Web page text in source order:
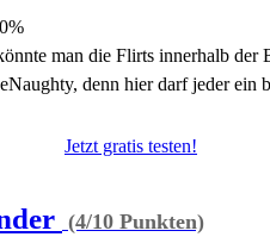
man die Flirts innerhalb
denn hier darf jeder ein
Jetzt gratis testen!
(4/10 Punkten)